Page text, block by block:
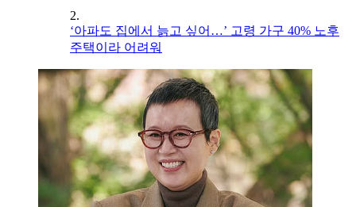
2.
‘아파도 집에서 늙고 싶어…’ 고령 가구 40% 노후
주택이라 어려워